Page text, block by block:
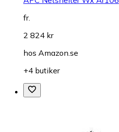
fr.
2 824 kr
hos Amazon.se
+4 butiker